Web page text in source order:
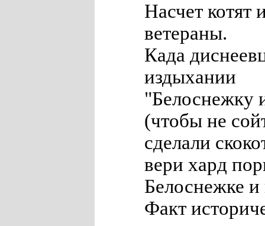
Насчет котят
ветераны.
Када
издыхании
"Белоснежку
(чтобы не
сделали
вери хард
Белоснежке
Факт